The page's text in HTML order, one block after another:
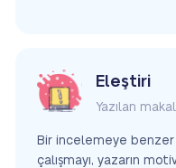
Eleştiri
Yazılan
Bir incelemeye
çalışmayı, yazarın